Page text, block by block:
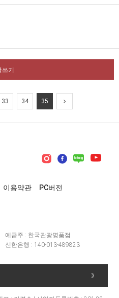
쓰기
33 34 35
이용약관 PC버전
예금주 : 한국관광명품점
신한은행 : 140-013-489823